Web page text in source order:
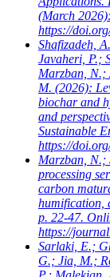
(March
https://
Shafizadeh,
Javaheri, P.;
Marzban, N.;
M. (2026):
biochar and
and
Sustainable
https://
Marzban, N.;
processing
carbon
humification,
p. 22-47.
https://
Sarlaki, E.;
G.; Jia, M.;